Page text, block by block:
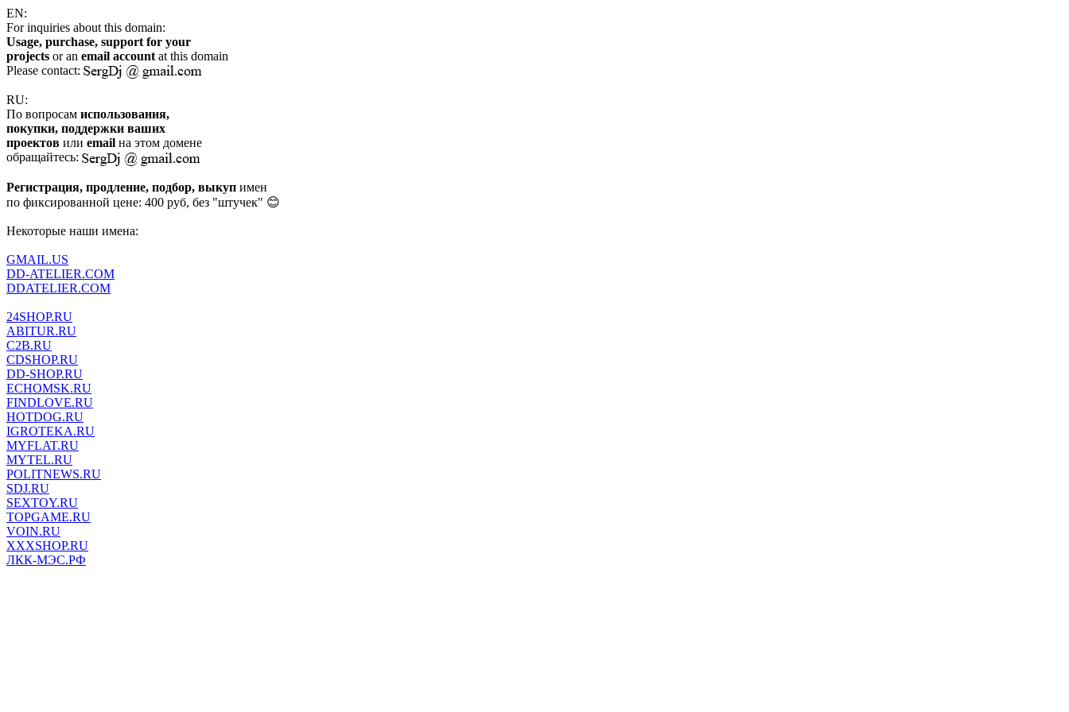
EN:
For inquiries about this domain:
Usage, purchase, support for your
projects or an email account at this domain
Please contact:
RU:
По вопросам использования,
покупки, поддержки ваших
проектов или email на этом домене
обращайтесь:
Регистрация, продление, подбор, выкуп имен
по фиксированной цене: 400 руб, без "штучек" 😊
Некоторые наши имена:
GMAIL.US
DD-ATELIER.COM
DDATELIER.COM
24SHOP.RU
ABITUR.RU
C2B.RU
CDSHOP.RU
DD-SHOP.RU
ECHOMSK.RU
FINDLOVE.RU
HOTDOG.RU
IGROTEKA.RU
MYFLAT.RU
MYTEL.RU
POLITNEWS.RU
SDJ.RU
SEXTOY.RU
TOPGAME.RU
VOIN.RU
XXXSHOP.RU
ЛКК-МЭС.РФ